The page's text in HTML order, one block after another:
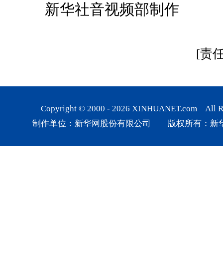
新华社音视频部制作
[责
Copyright © 2000 - 2026 XINHUANET.com All
制作单位：新华网股份有限公司 版权所有：新